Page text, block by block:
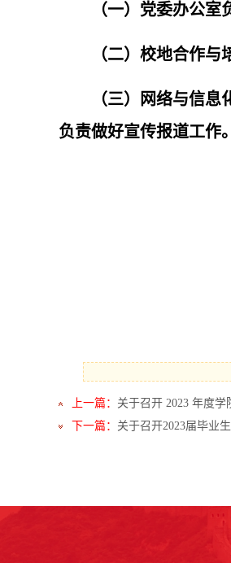
（一）党委办公
（二）校地合作与
（三）网络与信
负责做好宣传报道工作。
上一篇： 关于召开 2023 年度
下一篇： 关于召开2023届毕业